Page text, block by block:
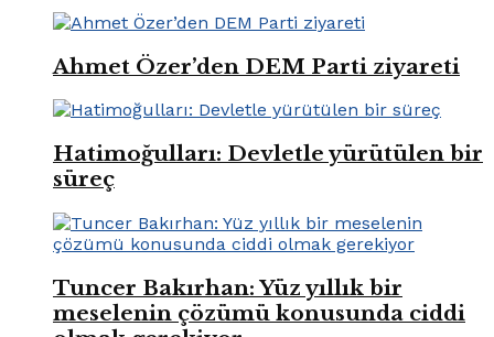
Ahmet Özer’den DEM Parti ziyareti
Hatimoğulları: Devletle yürütülen bir
süreç
Tuncer Bakırhan: Yüz yıllık bir
meselenin çözümü konusunda ciddi